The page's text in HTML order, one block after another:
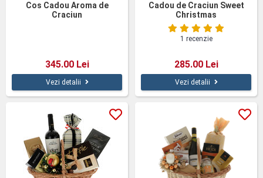
Cos Cadou Aroma de
Craciun
345.00 Lei
Vezi detalii
Cadou de Craciun Sweet
Christmas
1 recenzie
285.00 Lei
Vezi detalii